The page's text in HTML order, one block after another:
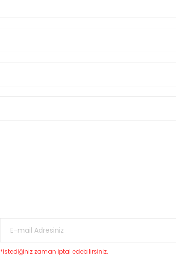
*istediğiniz zaman iptal edebilirsiniz.